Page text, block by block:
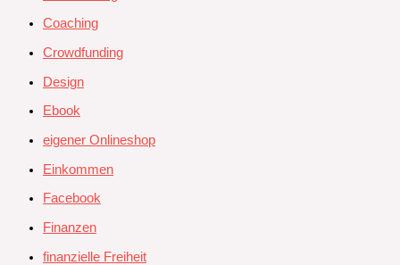
Coaching
Crowdfunding
Design
Ebook
eigener Onlineshop
Einkommen
Facebook
Finanzen
finanzielle Freiheit